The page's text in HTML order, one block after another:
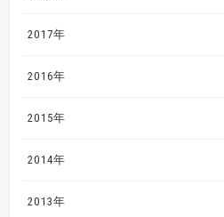
2017年
2016年
2015年
2014年
2013年